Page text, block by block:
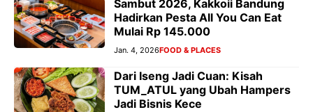
Sambut 2026, Kakkoii Bandung
Hadirkan Pesta All You Can Eat
Mulai Rp 145.000
Jan. 4, 2026FOOD & PLACES
Dari Iseng Jadi Cuan: Kisah
TUM_ATUL yang Ubah Hampers
Jadi Bisnis Kece